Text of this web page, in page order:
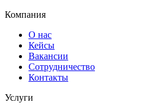
Компания
О нас
Кейсы
Вакансии
Сотрудничество
Контакты
Услуги